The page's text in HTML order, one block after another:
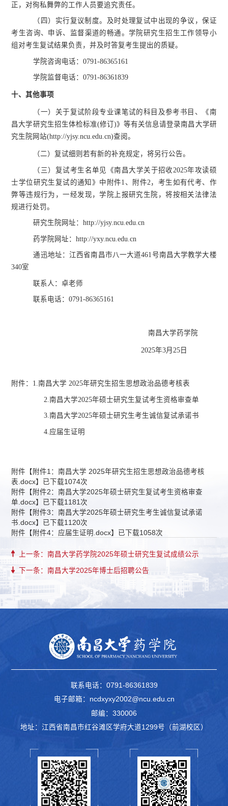
正，对徇私舞弊的工作人员要追究责任。
（四）实行复议制度。及时处理复试中出现的争议，保证
考生咨询、申诉、监督渠道的畅通。学院研究生招生工作领导小
组对考生复试结果负责，并及时答复考生提出的质疑。
学院咨询电话：0791-86365161
学院监督电话：0791-86361839
十、其他事项
（一）关于复试阶段专业课笔试的科目及参考书目、《南
昌大学研究生招生体检标准(修订)》等有关信息请登录南昌大学研
究生院网站(http://yjsy.ncu.edu.cn)查阅。
（二）复试细则若有新的补充规定，将另行公告。
（三） 复试考生名单见《南昌大学关于招收 2025年攻读硕
士学位研究生复试的通知》中附件1、附件2，考生如有代考、作
弊等违规行为，一经发现，学院上报研究生院，将按相关法律法
规进行处罚。
研究生院网址：http://yjsy.ncu.edu.cn
药学院网址：http://yxy.ncu.edu.cn
通迅地址：江西省南昌市八一大道461号南昌大学教学大楼
340室
联系人：卓老师
联系电话：0791-86365161
南昌大学药学院
2025年3月25日
附件： 1.南昌大学 2025年研究生招生思想政治品德考核表
2.南昌大学2025年硕士研究生复试考生资格审查单
3.南昌大学2025年硕士研究生考生诚信复试承诺书
4.应届生证明
附件【 附件1：南昌大学 2025年研究生招生思想政治品德考核
表.docx】已下载1074次
附件【 附件2：南昌大学2025年硕士研究生复试考生资格审查
单.docx】已下载1181 次
附件【 附件3：南昌大学2025年硕士研究生考生诚信复试承诺
书.docx】已下载1120次
附件【 附件4：应届生证明.docx】已下载1058次
上一条：南昌大学药学院2025年硕士研究生复试成绩公示
下一条：南昌大学2025年博士后招聘公告
联系电话：0791-86361839
电子邮箱：ncdxyxy2002@ncu.edu.cn
邮编：330006
地址：江西省南昌市红谷滩区学府大道1299号（前湖校区）